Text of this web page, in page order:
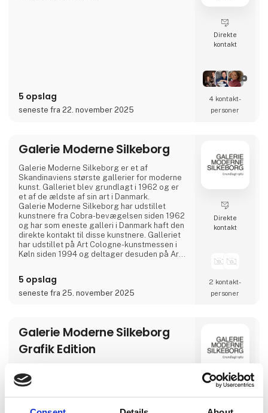
5 opslag
seneste fra 22. november 2025
Direkte
kontakt
4 kontakt­
personer
Galerie Moderne Silkeborg
Galerie Moderne Silkeborg er et af
Skandinaviens største gallerier for moderne
kunst. Galleriet blev grundlagt i 1962 og er
et af de ældste af sin art i Danmark.
Galerie Moderne Silkeborg har udstillet
kunstnere fra Cobra-bevægelsen siden 1962
og har som eneste galleri i Danmark haft den
direkte kontakt til disse kunstnere. Galleriet
har udstillet på Art Cologne-kunstmessen i
Køln siden 1994 og deltager desuden på Art
om året og det samme antal i andre gallerier
og museer, nationalt og internationalt.
5 opslag
seneste fra 25. november 2025
Direkte
kontakt
2 kontakt­
personer
Galerie Moderne Silkeborg
Grafik Edition
en vigtig del af galleriets DNA.
Som et spændende supplement til vores
årlige skiftende udstillinger finder man en
kontakt